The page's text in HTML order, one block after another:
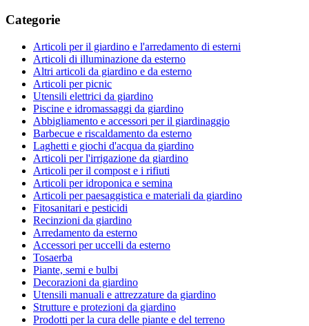
Categorie
Articoli per il giardino e l'arredamento di esterni
Articoli di illuminazione da esterno
Altri articoli da giardino e da esterno
Articoli per picnic
Utensili elettrici da giardino
Piscine e idromassaggi da giardino
Abbigliamento e accessori per il giardinaggio
Barbecue e riscaldamento da esterno
Laghetti e giochi d'acqua da giardino
Articoli per l'irrigazione da giardino
Articoli per il compost e i rifiuti
Articoli per idroponica e semina
Articoli per paesaggistica e materiali da giardino
Fitosanitari e pesticidi
Recinzioni da giardino
Arredamento da esterno
Accessori per uccelli da esterno
Tosaerba
Piante, semi e bulbi
Decorazioni da giardino
Utensili manuali e attrezzature da giardino
Strutture e protezioni da giardino
Prodotti per la cura delle piante e del terreno